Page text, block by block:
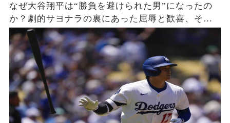
なぜ大谷翔平は“勝負を避けられた男”になったの
か？劇的サヨナラの裏にあった屈辱と歓喜、その
瞬間をあなたはどう見る？